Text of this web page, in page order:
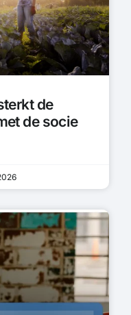
de
de socie